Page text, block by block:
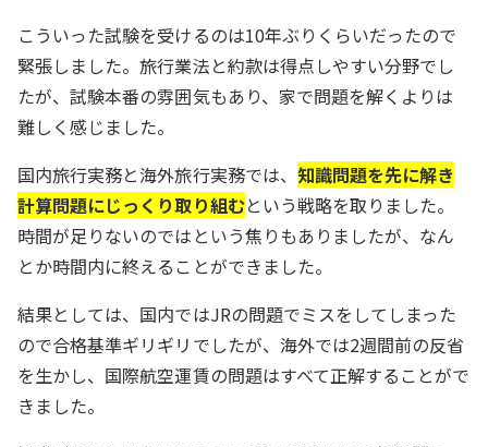
こういった試験を受けるのは10年ぶりくらいだったので
緊張しました。旅行業法と約款は得点しやすい分野でし
たが、試験本番の雰囲気もあり、家で問題を解くよりは
難しく感じました。
国内旅行実務と海外旅行実務では、 知識問題を先に解き
計算問題にじっくり取り組むという戦略を取りました。
時間が足りないのではという焦りもありましたが、なん
とか時間内に終えることができました。
結果としては、国内ではJRの問題でミスをしてしまった
ので合格基準ギリギリでしたが、海外では2週間前の反省
を生かし、国際航空運賃の問題はすべて正解することがで
きました。